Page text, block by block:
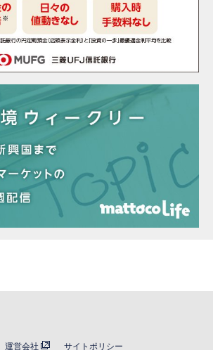
運営会社 サイトポリシー